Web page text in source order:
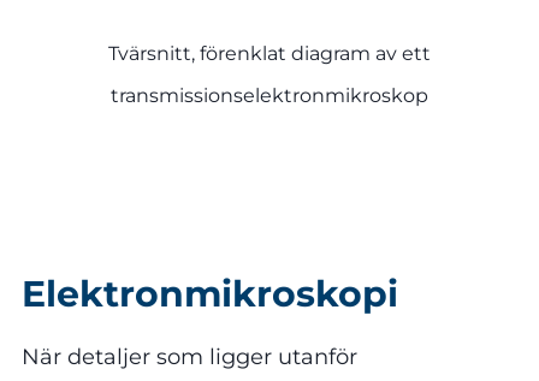
Tvärsnitt, förenklat diagram av ett
transmissionselektronmikroskop
Elektronmikroskopi
När detaljer som ligger utanför